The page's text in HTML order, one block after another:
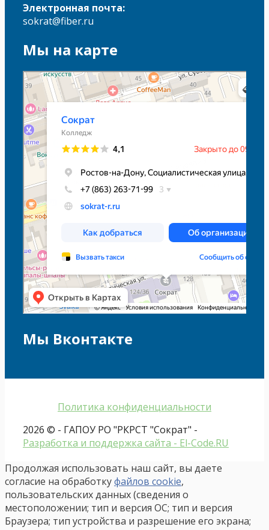
Электронная почта:
sokrat@fiber.ru
Мы на карте
Сократ
Колледж в Ростове‑на‑Дону
Мы Вконтакте
Политика конфиденциальности
2026 © - ГАПОУ РО "РКРСТ "Сократ" -
Разработка и поддержка сайта - El-Code.RU
Продолжая использовать наш сайт, вы даете
согласие на обработкуфайлов cookie,
пользовательских данных (сведения о
местоположении; тип и версия ОС; тип и версия
Браузера; тип устройства и разрешение его экрана;